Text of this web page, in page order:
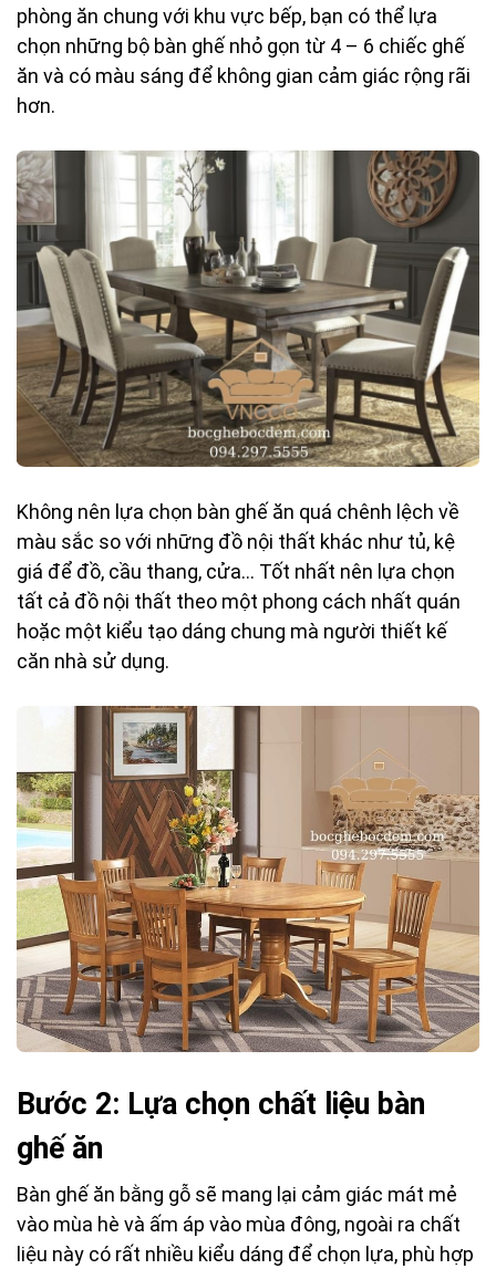
phòng ăn chung với khu vực bếp, bạn có thể lựa
chọn những bộ bàn ghế nhỏ gọn từ 4 – 6 chiếc ghế
ăn và có màu sáng để không gian cảm giác rộng rãi
hơn.
Không nên lựa chọn bàn ghế ăn quá chênh lệch về
màu sắc so với những đồ nội thất khác như tủ, kệ
giá để đồ, cầu thang, cửa… Tốt nhất nên lựa chọn
tất cả đồ nội thất theo một phong cách nhất quán
hoặc một kiểu tạo dáng chung mà người thiết kế
căn nhà sử dụng.
Bước 2: Lựa chọn chất liệu bàn
ghế ăn
Bàn ghế ăn bằng gỗ sẽ mang lại cảm giác mát mẻ
vào mùa hè và ấm áp vào mùa đông, ngoài ra chất
liệu này có rất nhiều kiểu dáng để chọn lựa, phù hợp